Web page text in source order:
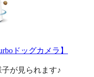
ドッグカメラ】
が見られます♪